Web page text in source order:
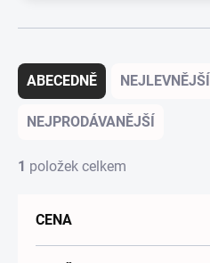
ABECEDNĚ NEJLEVNĚJŠÍ
NEJPRODÁVANĚJŠÍ
1 položek celkem
CENA